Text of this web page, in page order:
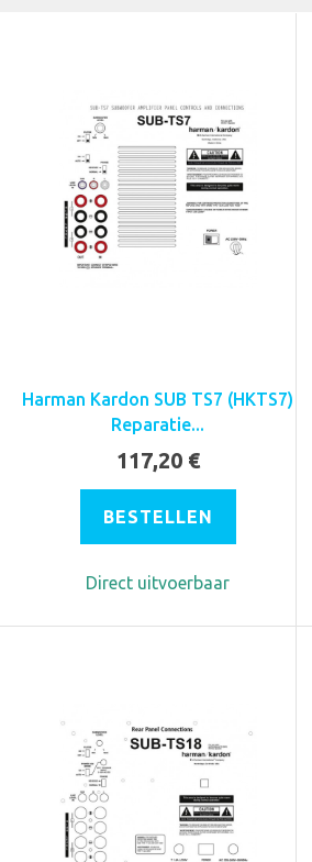
Harman Kardon SUB TS7 (HKTS7)
Reparatie...
117,20 €
BESTELLEN
Direct uitvoerbaar